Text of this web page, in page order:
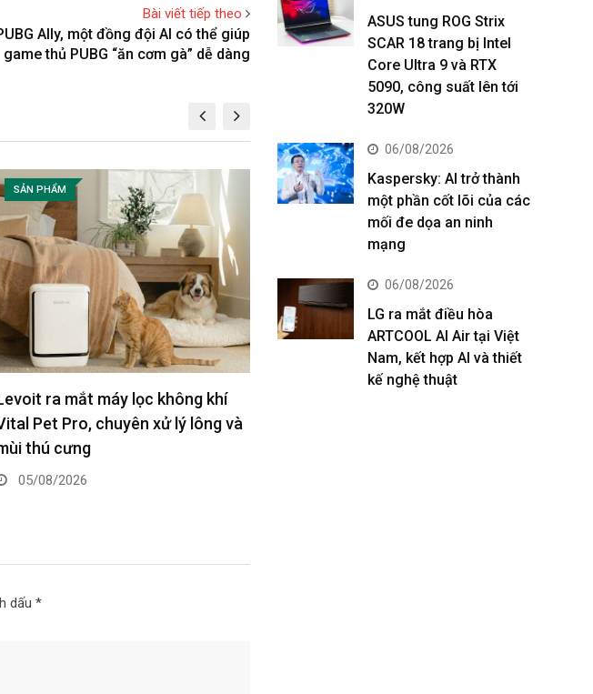
Bài viết tiếp theo
Ally, một đồng đội AI có thể giúp
game thủ PUBG “ăn cơm gà” dễ dàng
SẢN PHẨM
Máy Xanh báo lãi nửa đầu
tăng 73%, vốn hóa vượt
tỷ đồng
31/07/2026
SẢN PHẨM
dấu *
ASUS tung ROG Strix
SCAR 18 trang bị Intel
Core Ultra 9 và RTX
5090, công suất lên tới
320W
06/08/2026
Kaspersky: AI trở thành
một phần cốt lõi của các
mối đe dọa an ninh
mạng
06/08/2026
LG ra mắt điều hòa
ARTCOOL AI Air tại Việt
Nam, kết hợp AI và thiết
kế nghệ thuật